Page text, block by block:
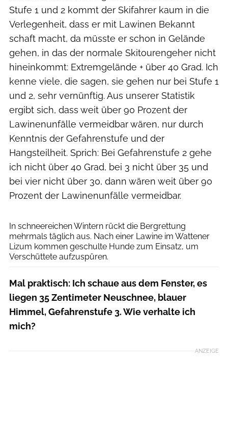
Stufe 1 und 2 kommt der Skifahrer kaum in die
Verlegenheit, dass er mit Lawinen Bekannt
schaft macht, da müsste er schon in Gelände
gehen, in das der normale Skitourengeher nicht
hineinkommt: Extremgelände + über 40 Grad. Ich
kenne viele, die sagen, sie gehen nur bei Stufe 1
und 2, sehr vernünftig. Aus unserer Statistik
ergibt sich, dass weit über 90 Prozent der
Lawinenunfälle vermeidbar wären, nur durch
Kenntnis der Gefahrenstufe und der
Hangsteilheit. Sprich: Bei Gefahrenstufe 2 gehe
ich nicht über 40 Grad, bei 3 nicht über 35 und
bei vier nicht über 30, dann wären weit über 90
Prozent der Lawinenunfälle vermeidbar.
In schneereichen Wintern rückt die Bergrettung
mehrmals täglich aus. Nach einer Lawine im Wattener
Lizum kommen geschulte Hunde zum Einsatz, um
Verschüttete aufzuspüren.
Mal praktisch: Ich schaue aus dem Fenster, es
liegen 35 Zentimeter Neuschnee, blauer
Himmel, Gefahrenstufe 3. Wie verhalte ich
mich?
ANZEIGE